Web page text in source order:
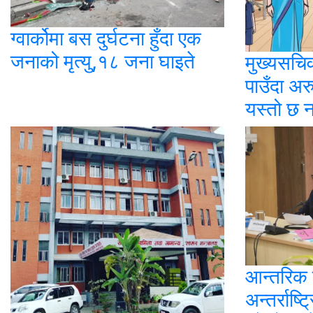
ग्वार्कोमा बस दुर्घटना हुँदा एक
जनाको मृत्यु,१८ जना घाइते
पाउँदा
यस्तो छ
आन्तरिक